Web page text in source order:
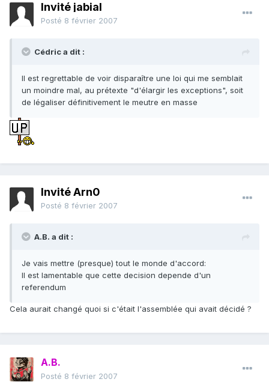
Invité jabial
Posté 8 février 2007
Cédric a dit :
Il est regrettable de voir disparaître une loi qui me semblait
un moindre mal, au prétexte "d'élargir les exceptions", soit
de légaliser définitivement le meutre en masse
Invité Arn0
Posté 8 février 2007
A.B. a dit :
Je vais mettre (presque) tout le monde d'accord:
Il est lamentable que cette decision depende d'un
referendum
Cela aurait changé quoi si c'était l'assemblée qui avait décidé ?
A.B.
Posté 8 février 2007